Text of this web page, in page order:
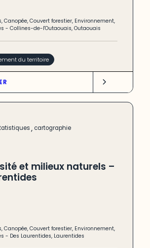
,Canopée,Couvert forestier, Environnement,
-Collines-de-l'Outaouais,Outaouais
du territoire
, cartographie
et milieux naturels –
,Canopée,Couvert forestier, Environnement,
- Des Laurentides, Laurentides